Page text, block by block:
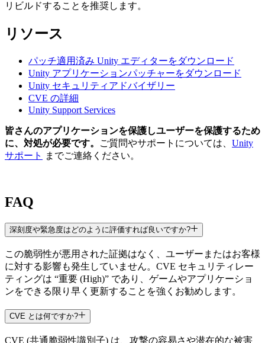
リビルドすることを推奨します。
リソース
パッチ適用済み Unity エディターをダウンロード
Unity アプリケーションパッチャーをダウンロード
Unity セキュリティアドバイザリー
CVE の詳細
Unity Support Services
皆さんのアプリケーションを保護しユーザーを保護するため
に、対処が必要です。
ご質問やサポートについては、 Unity
サポート
までご連絡ください。
FAQ
深刻度や緊急度はどのように評価すれば良いですか?
この脆弱性が悪用された証拠はなく、ユーザーまたはお客様
に対する影響も発生していません。CVE セキュリティレー
ティングは “重要 (High)” であり、ゲームやアプリケーショ
ンをできる限り早く更新することを強くお勧めします。
CVE とは何ですか?
CVE (共通脆弱性識別子) は、攻撃の容易さや潜在的な被害